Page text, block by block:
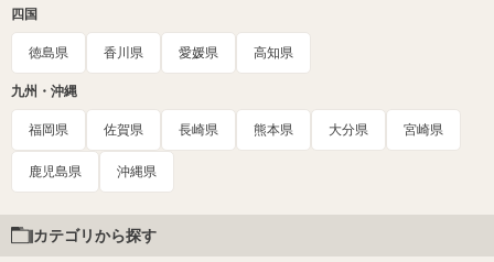
四国
徳島県 香川県 愛媛県 高知県
九州・沖縄
福岡県 佐賀県 長崎県 熊本県 大分県 宮崎県
鹿児島県 沖縄県
カテゴリから探す